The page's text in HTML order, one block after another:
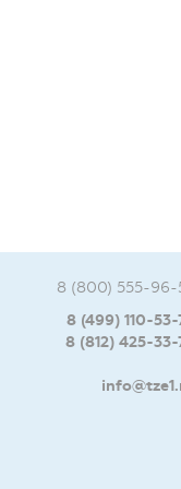
8 (800) 555-96-
8 (499) 110-53-
8 (812) 425-33-